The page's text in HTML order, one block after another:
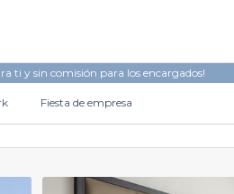
ti y sin comisión para los encargados!
Fiesta de empresa